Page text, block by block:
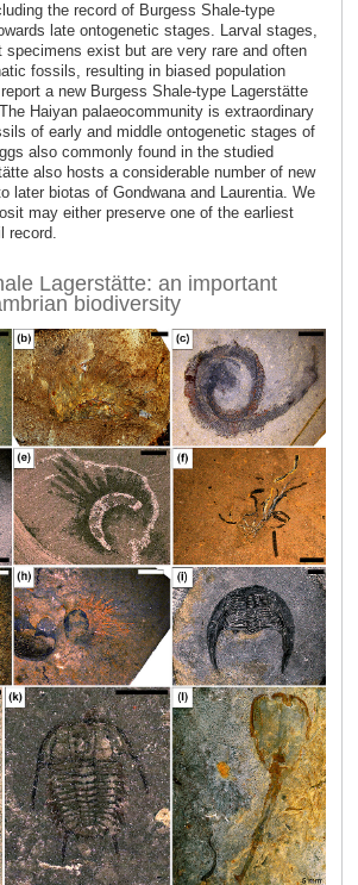
the record of Burgess Shale-type
late ontogenetic stages. Larval stages,
specimens exist but are very rare and often
fossils, resulting in biased population
a new Burgess Shale-type Lagerstätte
Haiyan palaeocommunity is extraordinary
of early and middle ontogenetic stages of
also commonly found in the studied
also hosts a considerable number of new
later biotas of Gondwana and Laurentia. We
may either preserve one of the earliest
record.
Lagerstätte: an important
biodiversity